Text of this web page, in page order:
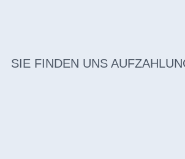
SIE FINDEN UNS AUF